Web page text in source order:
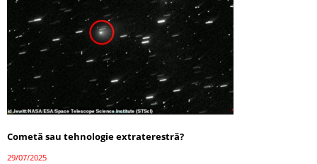
Cometă sau tehnologie extraterestră?
29/07/2025